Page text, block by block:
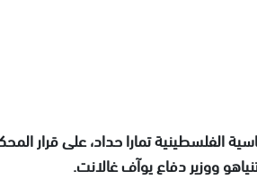
الفلسطينية تمارا حداد، على قرار
ووزير دفاع يوآف غالانت.